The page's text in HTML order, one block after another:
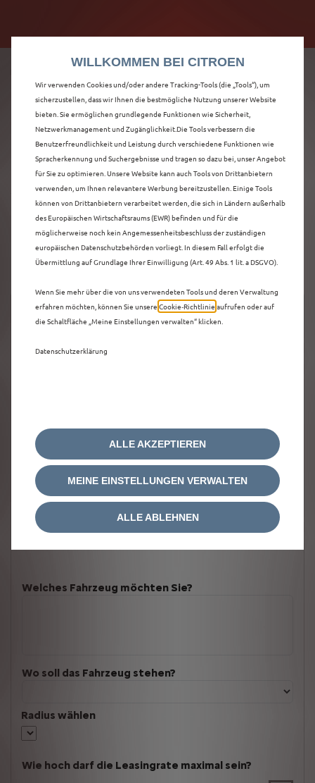
ENTDECKEN SIE ALLE
Ë-C4 X
VORFÜHRWAGEN IN
HANNOVER
Welches Fahrzeug möchten Sie?
Wo soll das Fahrzeug stehen?
Radius wählen
Wie hoch darf die Leasingrate maximal sein?
WILLKOMMEN BEI CITROEN
Wir verwenden Cookies und/oder andere Tracking-Tools (die „Tools“), um
sicherzustellen, dass wir Ihnen die bestmögliche Nutzung unserer Website
bieten. Sie ermöglichen grundlegende Funktionen wie Sicherheit,
Netzwerkmanagement und Zugänglichkeit.Die Tools verbessern die
Benutzerfreundlichkeit und Leistung durch verschiedene Funktionen wie
Spracherkennung und Suchergebnisse und tragen so dazu bei, unser Angebot
für Sie zu optimieren. Unsere Website kann auch Tools von Drittanbietern
verwenden, um Ihnen relevantere Werbung bereitzustellen. Einige Tools
können von Drittanbietern verarbeitet werden, die sich in Ländern außerhalb
des Europäischen Wirtschaftsraums (EWR) befinden und für die
möglicherweise noch kein Angemessenheitsbeschluss der zuständigen
europäischen Datenschutzbehörden vorliegt. In diesem Fall erfolgt die
Übermittlung auf Grundlage Ihrer Einwilligung (Art. 49 Abs. 1 lit. a DSGVO).
Wenn Sie mehr über die von uns verwendeten Tools und deren Verwaltung
erfahren möchten, können Sie unsere Cookie‑Richtlinie aufrufen oder auf
die Schaltfläche „Meine Einstellungen verwalten“ klicken.
Datenschutzerklärung
MEINE EINSTELLUNGEN VERWALTEN
ALLE AKZEPTIEREN
ALLE ABLEHNEN